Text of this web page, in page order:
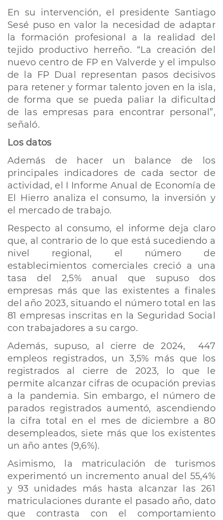
En su intervención, el presidente Santiago
Sesé puso en valor la necesidad de adaptar
la formación profesional a la realidad del
tejido productivo herreño. “La creación del
nuevo centro de FP en Valverde y el impulso
de la FP Dual representan pasos decisivos
para retener y formar talento joven en la isla,
de forma que se pueda paliar la dificultad
de las empresas para encontrar personal”,
señaló.
Los datos
Además de hacer un balance de los
principales indicadores de cada sector de
actividad, el I Informe Anual de Economía de
El Hierro analiza el consumo, la inversión y
el mercado de trabajo.
Respecto al consumo, el informe deja claro
que, al contrario de lo que está sucediendo a
nivel regional, el número de
establecimientos comerciales creció a una
tasa del 2,5% anual que supuso dos
empresas más que las existentes a finales
del año 2023, situando el número total en las
81 empresas inscritas en la Seguridad Social
con trabajadores a su cargo.
Además, supuso, al cierre de 2024, 447
empleos registrados, un 3,5% más que los
registrados al cierre de 2023, lo que le
permite alcanzar cifras de ocupación previas
a la pandemia. Sin embargo, el número de
parados registrados aumentó, ascendiendo
la cifra total en el mes de diciembre a 80
desempleados, siete más que los existentes
un año antes (9,6%).
Asimismo, la matriculación de turismos
experimentó un incremento anual del 55,4%
y 93 unidades más hasta alcanzar las 261
matriculaciones durante el pasado año, dato
que contrasta con el comportamiento